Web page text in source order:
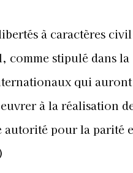
à caractères
stipulé dans la
qui
à la réalisation
autorité pour la parité